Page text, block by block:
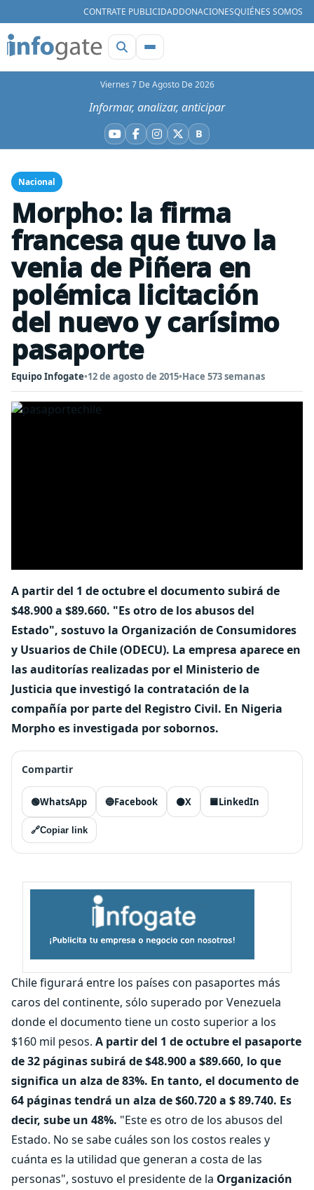
CONTRATE PUBLICIDADDONACIONESQUIÉNES SOMOS
Viernes 7 De Agosto De 2026
Informar, analizar, anticipar
YouTube
Facebook
Instagram
X BBluesky
Nacional
Morpho: la firma
francesa que tuvo la
venia de Piñera en
polémica licitación
del nuevo y carísimo
pasaporte
Equipo Infogate•12 de agosto de 2015•Hace 573 semanas
A partir del 1 de octubre el documento subirá de
$48.900 a $89.660. "Es otro de los abusos del
Estado", sostuvo la Organización de Consumidores
y Usuarios de Chile (ODECU). La empresa aparece en
las auditorías realizadas por el Ministerio de
Justicia que investigó la contratación de la
compañía por parte del Registro Civil. En Nigeria
Morpho es investigada por sobornos.
Compartir
🟢WhatsApp 🔵Facebook ⚫X 🟦LinkedIn
🔗Copiar link
Chile figurará entre los países con pasaportes más
caros del continente, sólo superado por Venezuela
donde el documento tiene un costo superior a los
$160 mil pesos. A partir del 1 de octubre el pasaporte
de 32 páginas subirá de $48.900 a $89.660, lo que
significa un alza de 83%. En tanto, el documento de
64 páginas tendrá un alza de $60.720 a $ 89.740. Es
decir, sube un 48%. "Este es otro de los abusos del
Estado. No se sabe cuáles son los costos reales y
cuánta es la utilidad que generan a costa de las
personas", sostuvo el presidente de la Organización